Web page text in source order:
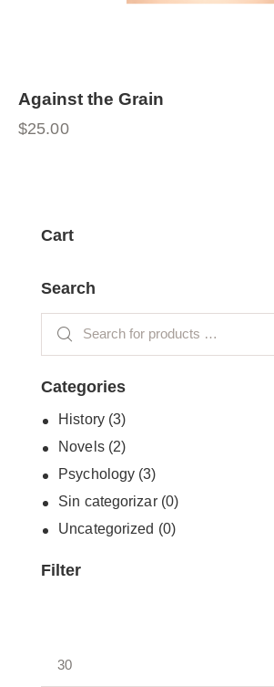
Against the Grain
$25.00
Cart
Search
Categories
History (3)
Novels (2)
Psychology (3)
Sin categorizar (0)
Uncategorized (0)
Filter